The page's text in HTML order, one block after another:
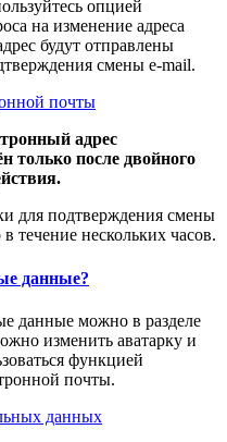
опцией
на изменение адреса
будут отправлены
смены e-mail.
адрес
только после двойного
для подтверждения смены
течение нескольких часов.
данные?
данные можно в разделе
изменить аватарку и
функцией
почты.